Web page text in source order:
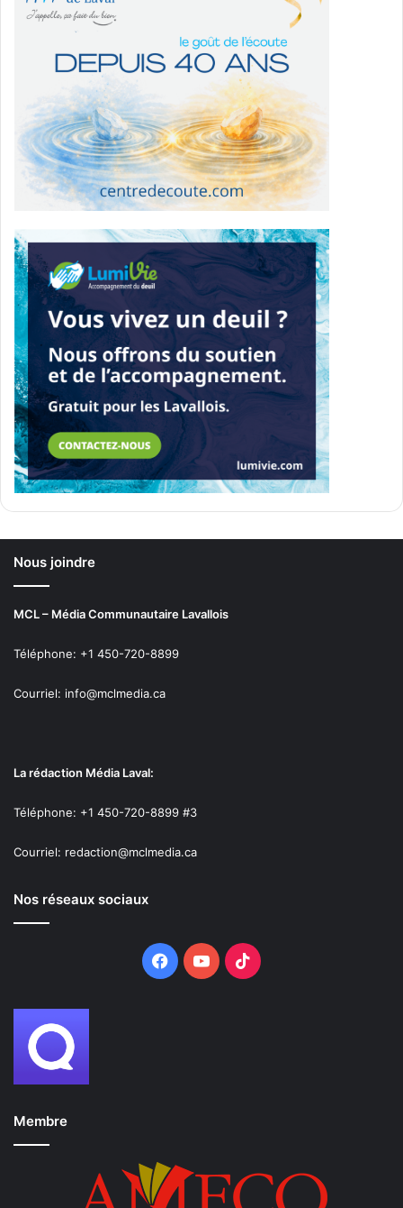
Nous joindre
MCL – Média Communautaire Lavallois
Téléphone: +1 450-720-8899
Courriel: info@mclmedia.ca
La rédaction Média Laval:
Téléphone: +1 450-720-8899 #3
Courriel: redaction@mclmedia.ca
Nos réseaux sociaux
FacebookYouTubeTikTok
Membre